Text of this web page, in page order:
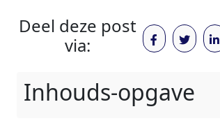
Deel deze post
via:
Inhouds-opgave